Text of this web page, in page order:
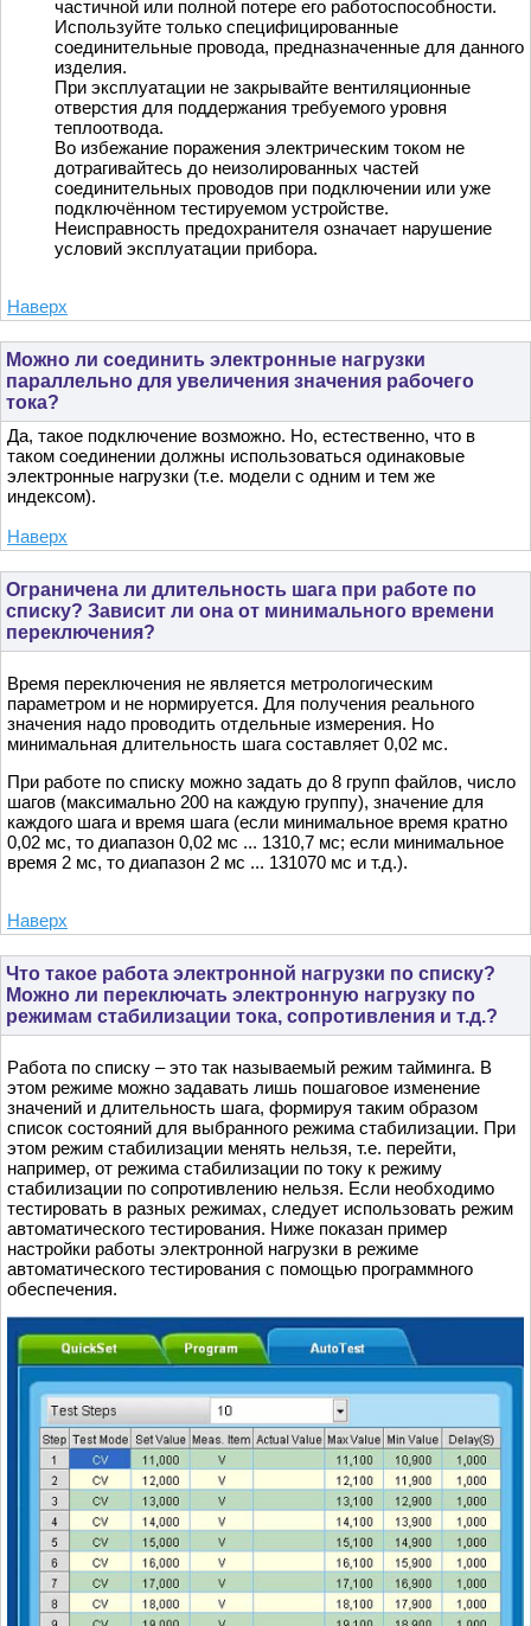
частичной или полной потере его работоспособности.
Используйте только специфицированные
соединительные провода, предназначенные для данного
изделия.
При эксплуатации не закрывайте вентиляционные
отверстия для поддержания требуемого уровня
теплоотвода.
Во избежание поражения электрическим током не
дотрагивайтесь до неизолированных частей
соединительных проводов при подключении или уже
подключённом тестируемом устройстве.
Неисправность предохранителя означает нарушение
условий эксплуатации прибора.
Наверх
Можно ли соединить электронные нагрузки
параллельно для увеличения значения рабочего
тока?
Да, такое подключение возможно. Но, естественно, что в
таком соединении должны использоваться одинаковые
электронные нагрузки (т.е. модели с одним и тем же
индексом).
Наверх
Ограничена ли длительность шага при работе по
списку? Зависит ли она от минимального времени
переключения?
Время переключения не является метрологическим
параметром и не нормируется. Для получения реального
значения надо проводить отдельные измерения. Но
минимальная длительность шага составляет 0,02 мс.
При работе по списку можно задать до 8 групп файлов, число
шагов (максимально 200 на каждую группу), значение для
каждого шага и время шага (если минимальное время кратно
0,02 мс, то диапазон 0,02 мс ... 1310,7 мс; если минимальное
время 2 мс, то диапазон 2 мс ... 131070 мс и т.д.).
Наверх
Что такое работа электронной нагрузки по списку?
Можно ли переключать электронную нагрузку по
режимам стабилизации тока, сопротивления и т.д.?
Работа по списку – это так называемый режим тайминга. В
этом режиме можно задавать лишь пошаговое изменение
значений и длительность шага, формируя таким образом
список состояний для выбранного режима стабилизации. При
этом режим стабилизации менять нельзя, т.е. перейти,
например, от режима стабилизации по току к режиму
стабилизации по сопротивлению нельзя. Если необходимо
тестировать в разных режимах, следует использовать режим
автоматического тестирования. Ниже показан пример
настройки работы электронной нагрузки в режиме
автоматического тестирования с помощью программного
обеспечения.